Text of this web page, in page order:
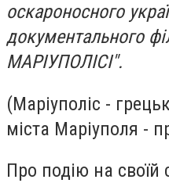
оскароносного
документального
МАРІУПОЛІСІ".
(Маріуполіс -
міста Маріуполя -
Про подію на своїй